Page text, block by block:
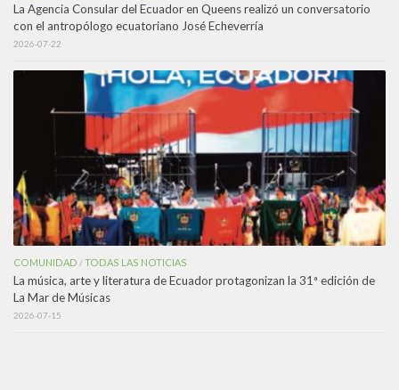
La Agencia Consular del Ecuador en Queens realizó un conversatorio
con el antropólogo ecuatoriano José Echeverría
2026-07-22
COMUNIDAD /TODAS LAS NOTICIAS
La música, arte y literatura de Ecuador protagonizan la 31ª edición de
La Mar de Músicas
2026-07-15